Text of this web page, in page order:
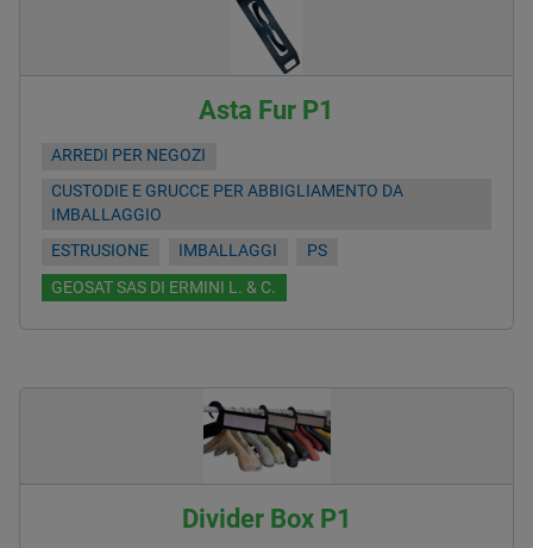
Asta Fur P1
ARREDI PER NEGOZI
CUSTODIE E GRUCCE PER ABBIGLIAMENTO DA
IMBALLAGGIO
ESTRUSIONE
IMBALLAGGI
PS
GEOSAT SAS DI ERMINI L. & C.
Divider Box P1